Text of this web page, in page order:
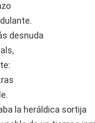
desnuda
la heráldica sortija